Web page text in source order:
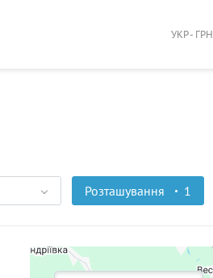
УКР - ГРН
Розташування 1